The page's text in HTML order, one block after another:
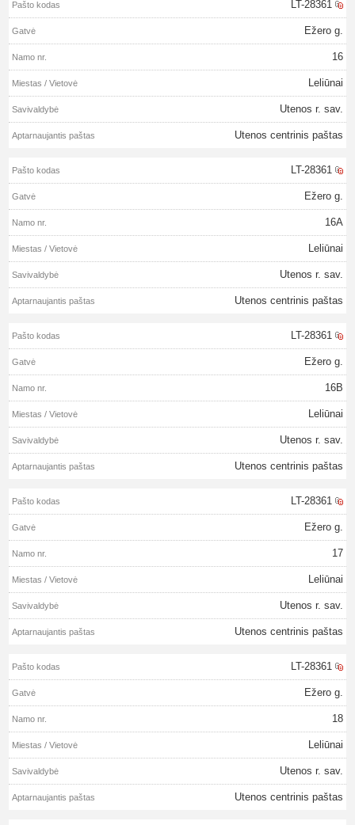
LT-28361
Ežero g.
16
Leliūnai
Utenos r. sav.
Utenos centrinis paštas
LT-28361
Ežero g.
16A
Leliūnai
Utenos r. sav.
Utenos centrinis paštas
LT-28361
Ežero g.
16B
Leliūnai
Utenos r. sav.
Utenos centrinis paštas
LT-28361
Ežero g.
17
Leliūnai
Utenos r. sav.
Utenos centrinis paštas
LT-28361
Ežero g.
18
Leliūnai
Utenos r. sav.
Utenos centrinis paštas